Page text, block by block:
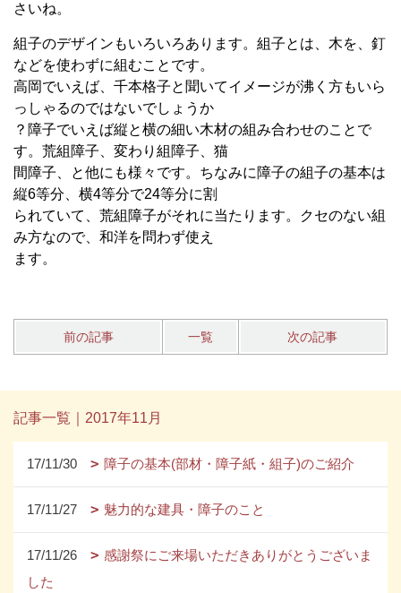
さいね。
組子のデザインもいろいろあります。組子とは、木を、釘
などを使わずに組むことです。
高岡でいえば、千本格子と聞いてイメージが沸く方もいら
っしゃるのではないでしょうか
？障子でいえば縦と横の細い木材の組み合わせのことで
す。荒組障子、変わり組障子、猫
間障子、と他にも様々です。ちなみに障子の組子の基本は
縦6等分、横4等分で24等分に割
られていて、荒組障子がそれに当たります。クセのない組
み方なので、和洋を問わず使え
ます。
前の記事 一覧 次の記事
記事一覧｜2017年11月
17/11/30 障子の基本(部材・障子紙・組子)のご紹介
17/11/27 魅力的な建具・障子のこと
17/11/26
感謝祭にご来場いただきありがとうございま
した